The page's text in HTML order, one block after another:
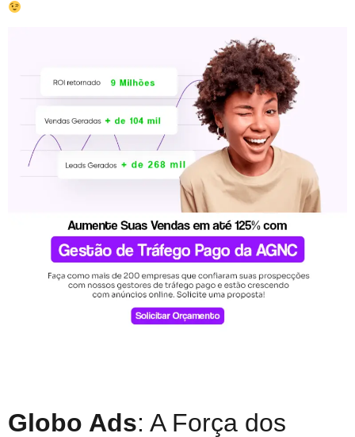
Globo Ads: A Força dos